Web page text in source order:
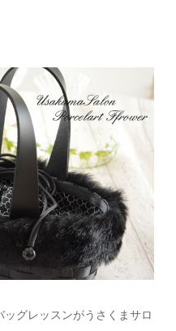
グレッスンがうさくまサロ